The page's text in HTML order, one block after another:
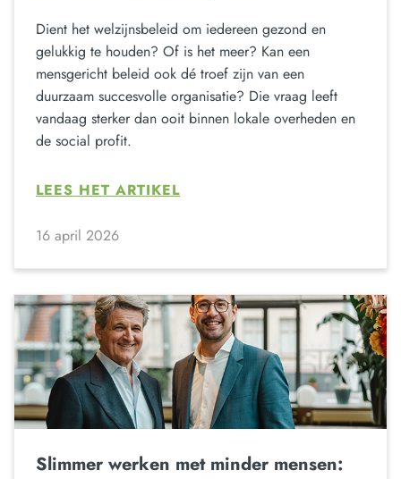
Dient het welzijnsbeleid om iedereen gezond en
gelukkig te houden? Of is het meer? Kan een
mensgericht beleid ook dé troef zijn van een
duurzaam succesvolle organisatie? Die vraag leeft
vandaag sterker dan ooit binnen lokale overheden en
de social profit.
LEES HET ARTIKEL
16 april 2026
Slimmer werken met minder mensen: